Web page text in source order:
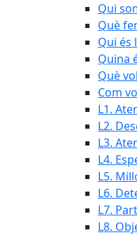
Qui
Què
Qui és
Quina
Què
Com
L1.
L2.
L3.
L4.
L5.
L6.
L7.
L8.